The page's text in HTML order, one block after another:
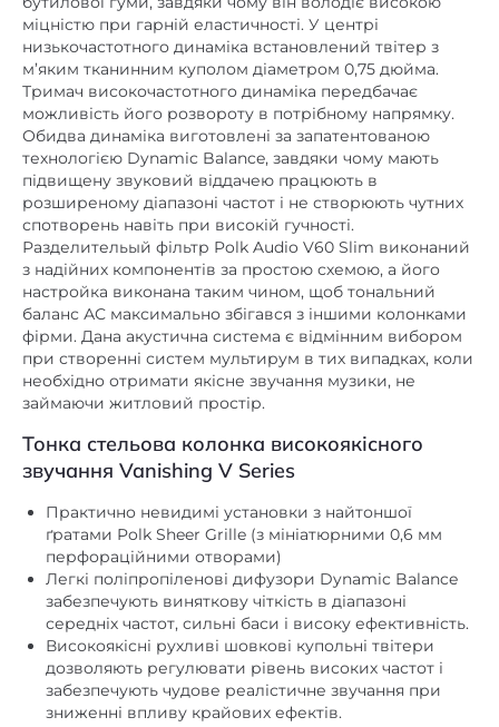
акумулятора, мАг)
Вбудований FM-приймач немає
Вбудований аудіоплеєр немає
Вбудований мікрофон немає
Діаметр НЧ дифузора, дюйм 5, 6
Док-станція немає
Інтернет-радіо немає
Інші speaker in
немає
Матеріал корпусу пластик
Пиловологозахищений корпус
Підсилювач немає
Пульт ДК
Регулювання високих частот немає
Регулювання низьких частот
HDMI немає
RCA немає
XLR немає
Цифровий оптичний немає
низькочастотного динаміка встановлений твітер з
м’яким тканинним куполом діаметром 0,75 дюйма.
Тримач високочастотного динаміка передбачає
можливість його розвороту в потрібному напрямку.
Обидва динаміка виготовлені за запатентованою
технологією Dynamic Balance, завдяки чому мають
підвищену звуковий віддачею працюють в
розширеному діапазоні частот і не створюють чутних
спотворень навіть при високій гучності.
Разделительый фільтр Polk Audio V60 Slim виконаний
з надійних компонентів за простою схемою, а його
настройка виконана таким чином, щоб тональний
баланс АС максимально збігався з іншими колонками
фірми. Дана акустична система є відмінним вибором
при створенні систем мультирум в тих випадках, коли
необхідно отримати якісне звучання музики, не
займаючи житловий простір.
Тонка стельова колонка високоякісного
звучання Vanishing V Series
Практично невидимі установки з найтоншої
ґратами Polk Sheer Grille (з мініатюрними 0,6 мм
перфораційними отворами)
Легкі поліпропіленові дифузори Dynamic Balance
забезпечують виняткову чіткість в діапазоні
середніх частот, сильні баси і високу ефективність.
Високоякісні рухливі шовкові купольні твітери
дозволяють регулювати рівень високих частот і
забезпечують чудове реалістичне звучання при
зниженні впливу крайових ефектів.
Оптимізація рівня спотворення звуку Klippel для